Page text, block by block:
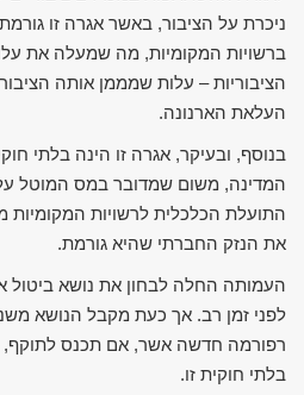
ניכרת על הציבור, באשר אגרה זו
ברשויות המקומיות, מה שמעלה את
הציבוריות – עלות שמממן אותה
העלאת הארנונה.
בנוסף, ובעיקר, אגרה זו הינה בלתי
המדינה, משום שמדובר במס המוטל על
התועלת הכלכלית לרשויות המקומיות
את הנזק החברתי שהיא גורמת.
העמותה החלה לבחון את נושא ביטול
לפני זמן רב. אך כעת מקבל הנושא
רפורמה חדשה אשר, אם תכנס לתוקף,
בלתי חוקית זו.